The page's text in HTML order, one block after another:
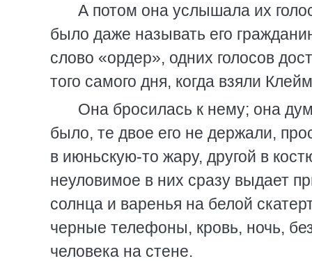
А потом она услышала их
было даже называть его
слово «ордер», одних голосов
того самого дня, когда взяли
Она бросилась к нему; она
было, те двое его не держали,
в июньскую-то жару, другой в
неуловимое в них сразу выдает
солнца и варенья на белой
черные телефоны, кровь, ночь,
человека на стене.